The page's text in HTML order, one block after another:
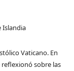
Vaticano. En
reflexionó sobre las